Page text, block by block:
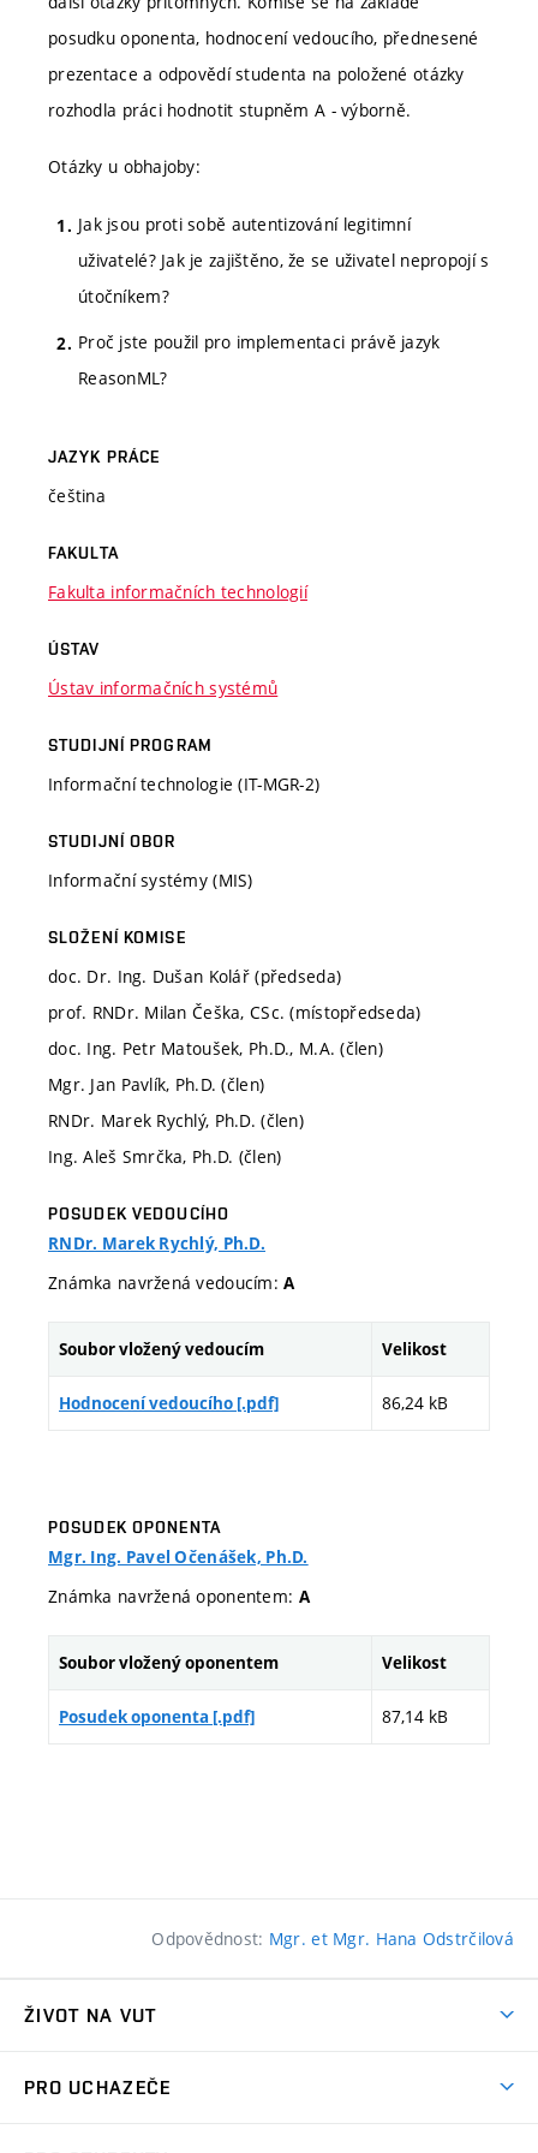
posudku oponenta, hodnocení vedoucího, přednesené
prezentace a odpovědí studenta na položené otázky
rozhodla práci hodnotit stupněm A - výborně.
Otázky u obhajoby:
Jak jsou proti sobě autentizování legitimní
uživatelé? Jak je zajištěno, že se uživatel nepropojí s
útočníkem?
Proč jste použil pro implementaci právě jazyk
ReasonML?
JAZYK PRÁCE
čeština
FAKULTA
Fakulta informačních technologií
ÚSTAV
Ústav informačních systémů
STUDIJNÍ PROGRAM
Informační technologie (IT-MGR-2)
STUDIJNÍ OBOR
Informační systémy (MIS)
SLOŽENÍ KOMISE
doc. Dr. Ing. Dušan Kolář (předseda)
prof. RNDr. Milan Češka, CSc. (místopředseda)
doc. Ing. Petr Matoušek, Ph.D., M.A. (člen)
Mgr. Jan Pavlík, Ph.D. (člen)
RNDr. Marek Rychlý, Ph.D. (člen)
Ing. Aleš Smrčka, Ph.D. (člen)
POSUDEK VEDOUCÍHO
RNDr. Marek Rychlý, Ph.D.
Známka navržená vedoucím:A
Soubor vložený vedoucím Velikost
Hodnocení vedoucího [.pdf] 86,24 kB
POSUDEK OPONENTA
Mgr. Ing. Pavel Očenášek, Ph.D.
Známka navržená oponentem: A
Soubor vložený oponentem Velikost
Posudek oponenta [.pdf] 87,14 kB
Odpovědnost: Mgr. et Mgr. Hana Odstrčilová
ŽIVOT NA VUT
PRO UCHAZEČE